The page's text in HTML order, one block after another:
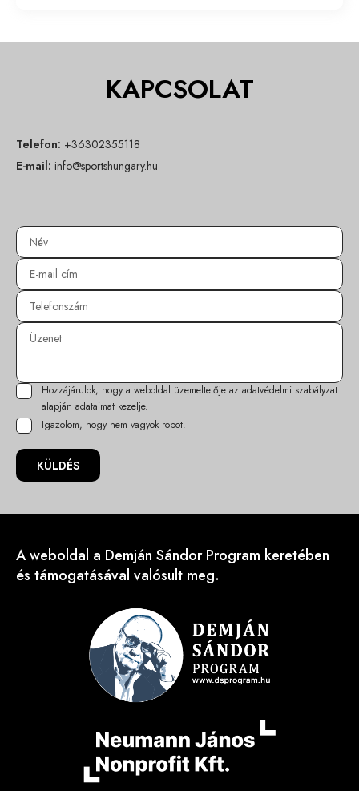
KAPCSOLAT
Telefon: +36302355118
E-mail: info@sportshungary.hu
Hozzájárulok, hogy a weboldal üzemeltetője az adatvédelmi szabályzat
alapján adataimat kezelje.
Igazolom, hogy nem vagyok robot!
KÜLDÉS
A weboldal a Demján Sándor Program keretében
és támogatásával valósult meg.